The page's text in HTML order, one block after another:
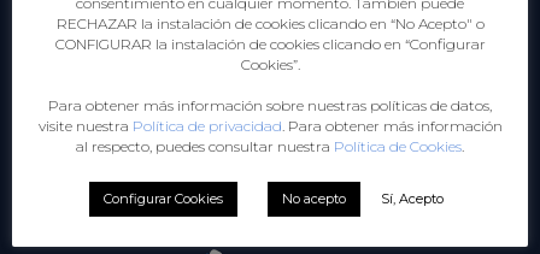
FEDERACIÓN
TENDA
COMUNICACIÓN
ARBITRAXE
SELECCIÓNS GALEGAS
RECHAZAR la instalación de cookies clicando en “No Acepto" o
CONFIGURAR la instalación de cookies clicando en “Configurar
Cookies”.
Para obtener más información sobre nuestras políticas de datos,
visite nuestra Política de privacidad . Para obtener más información
al respecto, puedes consultar nuestra Política de Cookies
Configurar Cookies No acepto Sí, Acepto